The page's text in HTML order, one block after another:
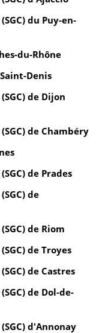
du Puy-en-
du-Rhône
Denis
de Dijon
de Chambéry
de Prades
de
de Riom
de Troyes
de Castres
de Dol-de-
d'Annonay